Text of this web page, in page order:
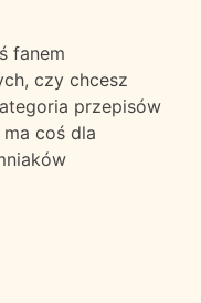
fanem
czy chcesz
przepisów
coś dla